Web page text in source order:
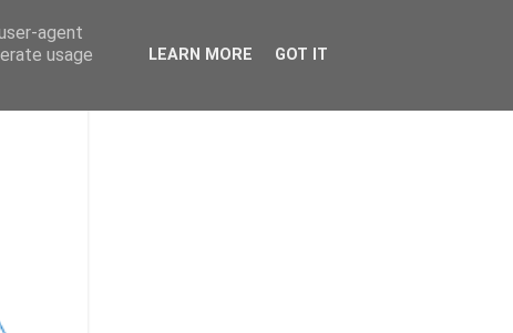
agent
usage
LEARN MORE GOT IT